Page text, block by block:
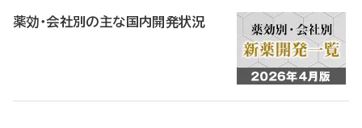
薬効・会社別の主な国内開発状況